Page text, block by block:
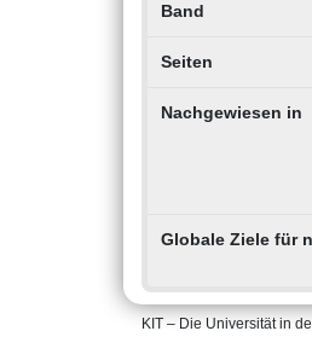
Band
Seiten
Nachgewiesen in
Globale Ziele für
KIT – Die Universität in